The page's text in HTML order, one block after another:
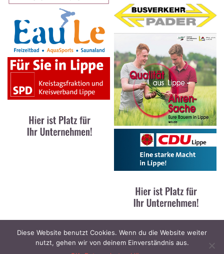
Kontakt |Impressum|Datenschutz
Diese Website benutzt Cookies. Wenn du die Website weiter
nutzt, gehen wir von deinem Einverständnis aus.